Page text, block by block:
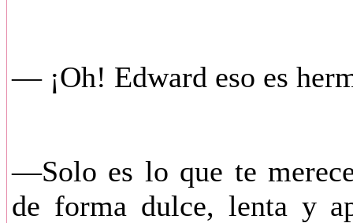
— ¡Oh! Edward eso es
—Solo es lo que te
de forma dulce, lenta y